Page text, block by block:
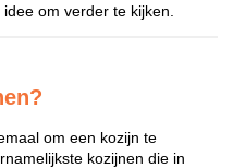
om verder te kijken.
om een kozijn te
kozijnen die in